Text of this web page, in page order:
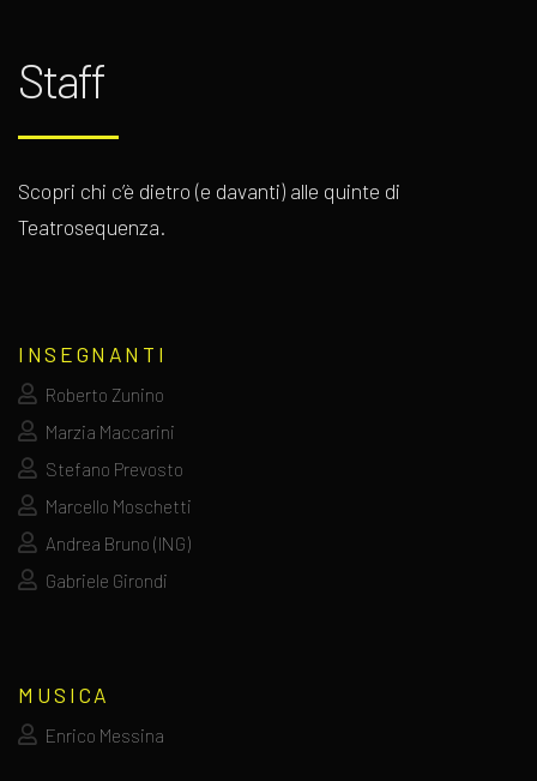
Staff
Scopri chi c’è dietro (e davanti) alle quinte di
Teatrosequenza.
INSEGNANTI
Roberto Zunino
Marzia Maccarini
Stefano Prevosto
Marcello Moschetti
Andrea Bruno (ING)
Gabriele Girondi
MUSICA
Enrico Messina